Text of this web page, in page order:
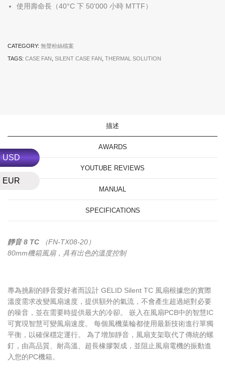
USD
EUR
使用壽命長（40°C 下 50’000 小時 MTTF）
CATEGORY: 無聲粉絲檔案
TAGS: CASE FAN SILENT CASE FAN THERMAL SOLUTION
描述
AWARDS
YOUTUBE REVIEWS
MANUAL
SPECIFICATIONS
靜音 8 TC
（FN-TX08-20）
80mm機箱風扇，具有出色的溫度控制
專為挑剔的靜音愛好者而設計 GELID Silent TC 風扇根據您的實際
溫度需求改變風扇速度，提供額外的氣流，不會產生超過絕對必要
的噪音，並在需要時提供最大的冷卻。 嵌入在風扇PCB中的智慧IC
可實現智慧可變風扇速度。 每個風機葉輪都使用最新技術進行單獨
平衡，以確保穩定運行。 為了增加靜音，風扇支架取代了傳統的螺
釘，由高品質、耐高溫、超長橡膠製成，並阻止風扇電機的振動進
入您的PC機箱。